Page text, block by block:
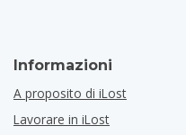
Informazioni
A proposito di iLost
Lavorare in iLost